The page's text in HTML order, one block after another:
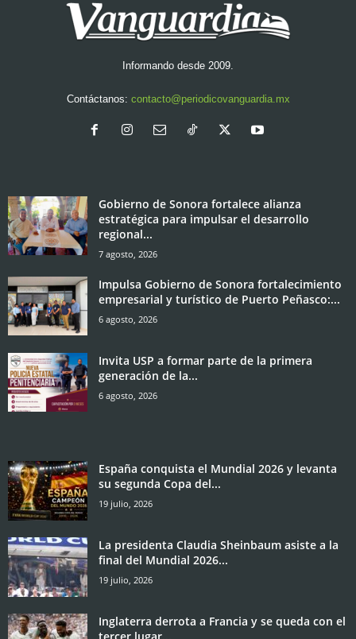
Informando desde 2009.
Contáctanos: contacto@periodicovanguardia.mx
Gobierno de Sonora fortalece alianza
estratégica para impulsar el desarrollo
regional...
7 agosto, 2026
Impulsa Gobierno de Sonora fortalecimiento
empresarial y turístico de Puerto Peñasco:...
6 agosto, 2026
Invita USP a formar parte de la primera
generación de la...
6 agosto, 2026
España conquista el Mundial 2026 y levanta
su segunda Copa del...
19 julio, 2026
La presidenta Claudia Sheinbaum asiste a la
final del Mundial 2026...
19 julio, 2026
Inglaterra derrota a Francia y se queda con el
tercer lugar...